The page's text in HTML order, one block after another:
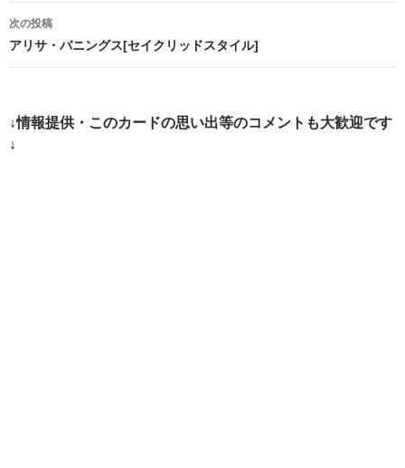
ナ
ビ
ー
シ
次の投稿
アリサ・バニングス[セイクリッドスタイル]
↓情報提供・このカードの思い出等のコメントも大歓迎です
↓